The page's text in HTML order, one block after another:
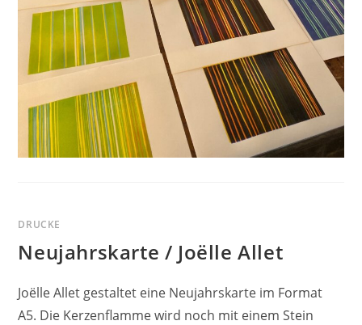
DRUCKE
Neujahrskarte / Joëlle Allet
Joëlle Allet gestaltet eine Neujahrskarte im Format
A5. Die Kerzenflamme wird noch mit einem Stein